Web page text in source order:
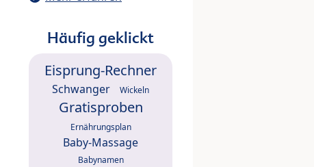
Häufig geklickt
Eisprung-Rechner
Schwanger Wickeln
Gratisproben
Ernährungsplan
Baby-Massage
Babynamen